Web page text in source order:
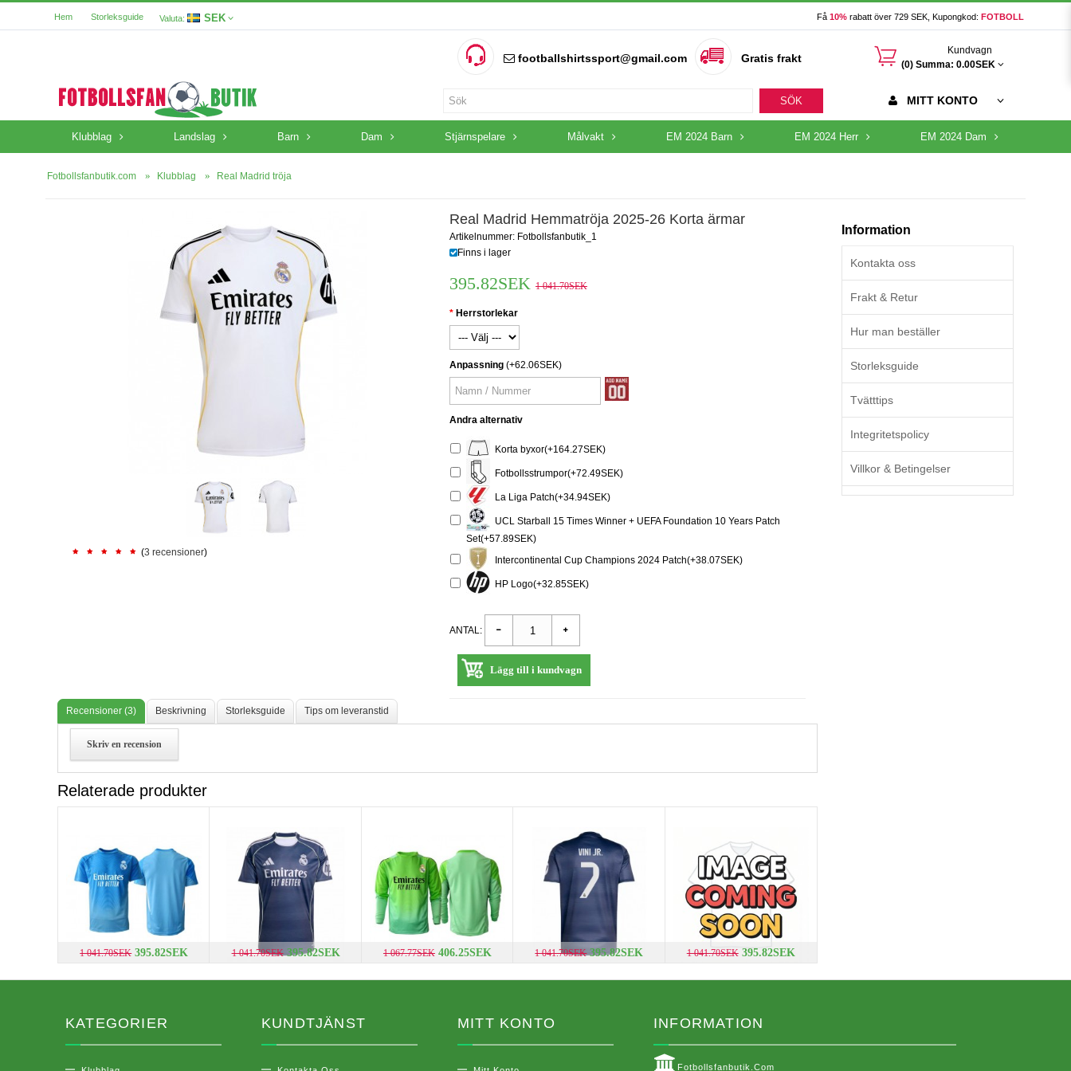
Hem Storleksguide Valuta: SEK Få 10% rabatt över 729 SEK, Kupongkod: FOTBOLL
footballshirtssport@gmail.com Gratis frakt 󰃦
Kundvagn
(0) Summa: 0.00SEK
SÖK MITT KONTO
Klubblag Landslag Barn Dam Stjärnspelare Målvakt EM 2024 Barn EM 2024 Herr EM 2024 Dam
Fotbollsfanbutik.com Klubblag Real Madrid tröja
(3 recensioner)
Real Madrid Hemmatröja 2025-26 Korta ärmar
Artikelnummer: Fotbollsfanbutik_1
Finns i lager
395.82SEK 1 041.70SEK
Herrstorlekar
Anpassning (+62.06SEK)
Andra alternativ
Korta byxor(+164.27SEK)
Fotbollsstrumpor(+72.49SEK)
La Liga Patch(+34.94SEK)
UCL Starball 15 Times Winner + UEFA Foundation 10 Years Patch
Set(+57.89SEK)
Intercontinental Cup Champions 2024 Patch(+38.07SEK)
HP Logo(+32.85SEK)
ANTAL:
Lägg till i kundvagn
Recensioner (3) Beskrivning Storleksguide Tips om leveranstid
Skriv en recension
Relaterade produkter
1 041.70SEK 395.82SEK 1 041.70SEK 395.82SEK 1 067.77SEK 406.25SEK 1 041.70SEK 395.82SEK 1 041.70SEK 395.82SEK
Information
Kontakta oss
Frakt & Retur
Hur man beställer
Storleksguide
Tvätttips
Integritetspolicy
Villkor & Betingelser
KATEGORIER KUNDTJÄNST MITT KONTO INFORMATION
Fotbollsfanbutik.com